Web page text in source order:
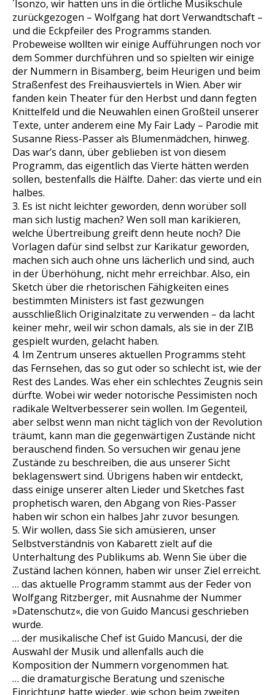
´Isonzo, wir hatten uns in die örtliche Musikschule
zurückgezogen – Wolfgang hat dort Verwandtschaft –
und die Eckpfeiler des Programms standen.
Probeweise wollten wir einige Aufführungen noch vor
dem Sommer durchführen und so spielten wir einige
der Nummern in Bisamberg, beim Heurigen und beim
Straßenfest des Freihausviertels in Wien. Aber wir
fanden kein Theater für den Herbst und dann fegten
Knittelfeld und die Neuwahlen einen Großteil unserer
Texte, unter anderem eine My Fair Lady – Parodie mit
Susanne Riess-Passer als Blumenmädchen, hinweg.
Das war’s dann, über geblieben ist von diesem
Programm, das eigentlich das Vierte hätten werden
sollen, bestenfalls die Hälfte. Daher: das vierte und ein
halbes.
3. Es ist nicht leichter geworden, denn worüber soll
man sich lustig machen? Wen soll man karikieren,
welche Übertreibung greift denn heute noch? Die
Vorlagen dafür sind selbst zur Karikatur geworden,
machen sich auch ohne uns lächerlich und sind, auch
in der Überhöhung, nicht mehr erreichbar. Also, ein
Sketch über die rhetorischen Fähigkeiten eines
bestimmten Ministers ist fast gezwungen
ausschließlich Originalzitate zu verwenden – da lacht
keiner mehr, weil wir schon damals, als sie in der ZIB
gespielt wurden, gelacht haben.
4. Im Zentrum unseres aktuellen Programms steht
das Fernsehen, das so gut oder so schlecht ist, wie der
Rest des Landes. Was eher ein schlechtes Zeugnis sein
dürfte. Wobei wir weder notorische Pessimisten noch
radikale Weltverbesserer sein wollen. Im Gegenteil,
aber selbst wenn man nicht täglich von der Revolution
träumt, kann man die gegenwärtigen Zustände nicht
berauschend finden. So versuchen wir genau jene
Zustände zu beschreiben, die aus unserer Sicht
beklagenswert sind. Übrigens haben wir entdeckt,
dass einige unserer alten Lieder und Sketches fast
prophetisch waren, den Abgang von Ries-Passer
haben wir schon ein halbes Jahr zuvor besungen.
5. Wir wollen, dass Sie sich amüsieren, unser
Selbstverständnis von Kabarett zielt auf die
Unterhaltung des Publikums ab. Wenn Sie über die
Zuständ lachen können, haben wir unser Ziel erreicht.
… das aktuelle Programm stammt aus der Feder von
Wolfgang Ritzberger, mit Ausnahme der Nummer
»Datenschutz«, die von Guido Mancusi geschrieben
wurde.
… der musikalische Chef ist Guido Mancusi, der die
Auswahl der Musik und allenfalls auch die
Komposition der Nummern vorgenommen hat.
… die dramaturgische Beratung und szenische
Einrichtung hatte wieder, wie schon beim zweiten